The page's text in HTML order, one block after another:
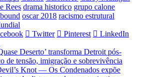
Rees drama historico grupo calone
oscar 2018 racismo estrutural
Twitter Pinterest
LinkedIn
Deserto’ transforma Detroit pós-
de tensão, imigração e sobrevivência
Knot — Os Condenados expõe